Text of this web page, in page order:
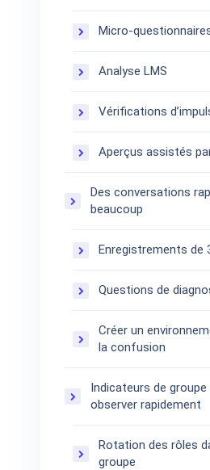
Micro-
Analyse LMS
Vérifications
Aperçus assistés
Des conversations
beaucoup
Enregistrements de
Questions de
Créer un
la confusion
Indicateurs de
observer rapidement
Rotation des rôles
groupe